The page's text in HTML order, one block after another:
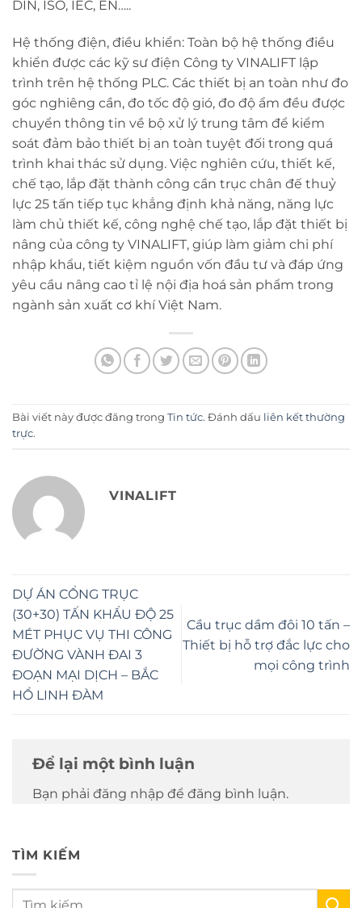
DIN, ISO, IEC, EN…..
Hệ thống điện, điều khiển: Toàn bộ hệ thống điều
khiển được các kỹ sư điện Công ty VINALIFT lập
trình trên hệ thống PLC. Các thiết bị an toàn như đo
góc nghiêng cần, đo tốc độ gió, đo độ ẩm đều được
chuyển thông tin về bộ xử lý trung tâm để kiểm
soát đảm bảo thiết bị an toàn tuyệt đối trong quá
trình khai thác sử dụng. Việc nghiên cứu, thiết kế,
chế tạo, lắp đặt thành công cần trục chân đế thuỷ
lực 25 tấn tiếp tục khẳng định khả năng, năng lực
làm chủ thiết kế, công nghệ chế tạo, lắp đặt thiết bị
nâng của công ty VINALIFT, giúp làm giảm chi phí
nhập khẩu, tiết kiệm nguồn vốn đầu tư và đáp ứng
yêu cầu nâng cao tỉ lệ nội địa hoá sản phẩm trong
ngành sản xuất cơ khí Việt Nam.
Bài viết này được đăng trong Tin tức. Đánh dấu liên kết thường
trực.
VINALIFT
DỰ ÁN CỔNG TRỤC
(30+30) TẤN KHẨU ĐỘ 25
MÉT PHỤC VỤ THI CÔNG
ĐƯỜNG VÀNH ĐAI 3
ĐOẠN MẠI DỊCH – BẮC
HỒ LINH ĐÀM
Cầu trục dầm đôi 10 tấn –
Thiết bị hỗ trợ đắc lực cho
mọi công trình
Để lại một bình luận
Bạn phải đăng nhập để đăng bình luận.
TÌM KIẾM